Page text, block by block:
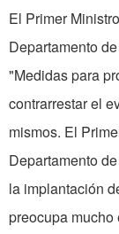
El Primer
Departamento
"Medidas para
contrarrestar el
mismos. El
Departamento
la implantación
preocupa